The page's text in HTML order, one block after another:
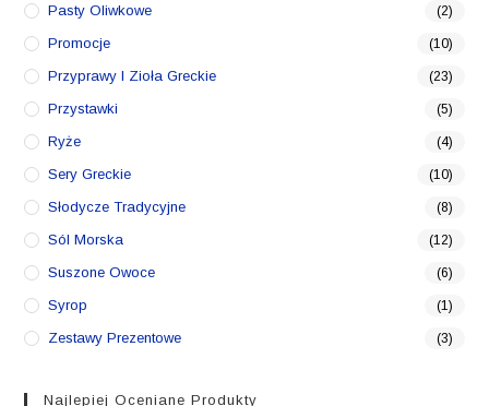
Pasty Oliwkowe (2)
Promocje (10)
Przyprawy I Zioła Greckie (23)
Przystawki (5)
Ryże (4)
Sery Greckie (10)
Słodycze Tradycyjne (8)
Sól Morska (12)
Suszone Owoce (6)
Syrop (1)
Zestawy Prezentowe (3)
Najlepiej Oceniane Produkty